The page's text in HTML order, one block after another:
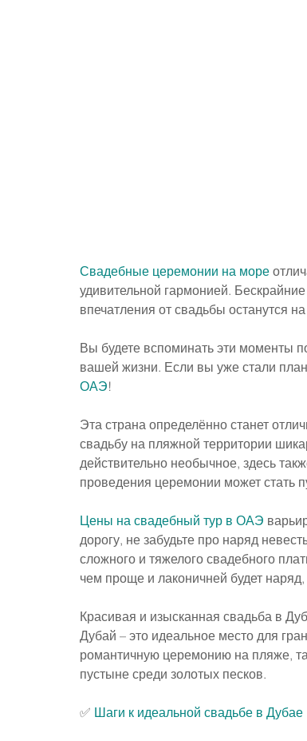
Свадебные церемонии на море
удивительной гармонией.
впечатления от свадьбы останутся
Вы будете вспоминать эти моменты
вашей жизни. Если вы уже стали
ОАЭ!
Эта страна определённо станет
свадьбу на пляжной территории
действительно необычное, здесь
проведения церемонии может стать
Цены на свадебный тур в ОАЭ
дорогу, не забудьте про наряд
сложного и тяжелого свадебного
чем проще и лаконичней будет
Красивая и изысканная свадьба в
Дубай – это идеальное место для
романтичную церемонию на пляже,
пустыне среди золотых песков.
✅ Шаги к идеальной свадьбе в Дубае